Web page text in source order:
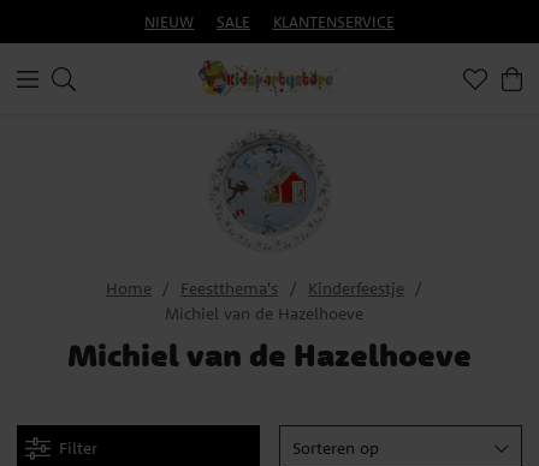
NIEUW SALE KLANTENSERVICE
Home Feestthema's
Kinderfeestje
Michiel van de Hazelhoeve
Michiel van de Hazelhoeve
Filter Sorteren op